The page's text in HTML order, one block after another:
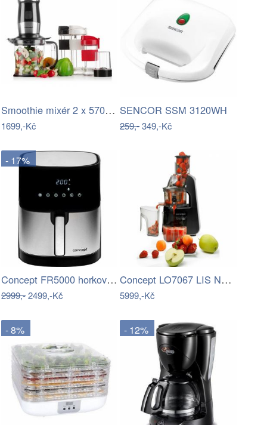
Smoothie mixér 2 x 570 ml + 400 ml…
1699,-Kč
SENCOR SSM 3120WH
259,-349,-Kč
- 17%
Concept FR5000 horkovzdušná fritéza…
2999,-2499,-Kč
Concept LO7067 LIS NA OVOCE A ZELENINU…
5999,-Kč
- 8% - 12%